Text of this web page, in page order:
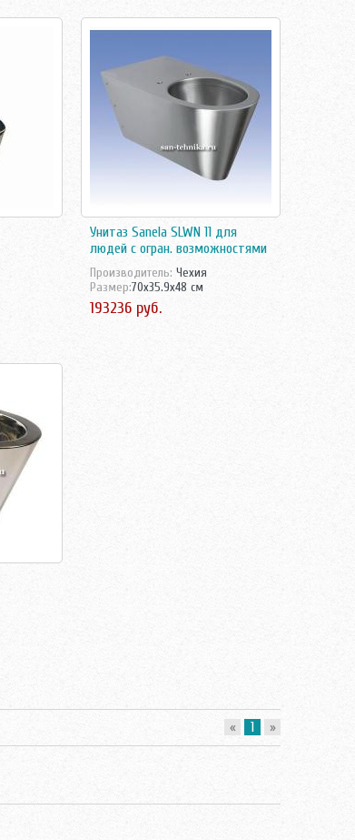
Унитаз Sanela SLWN 11 для
людей с огран. возможностями
Производитель: Чехия
Размер:70x35.9x48 см
193236 руб.
« 1 »